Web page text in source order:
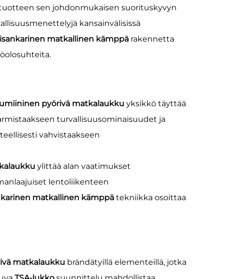
sen johdonmukaisen suorituskyvyn
kansainvälisissä
matkallinen kämppä rakennetta
pyörivä matkalaukku yksikkö täyttää
turvallisuusominaisuudet ja
vahvistaakseen
ylittää alan vaatimukset
lentoliikenteen
matkallinen kämppä tekniikka osoittaa
matkalaukku brändätyillä elementeillä, jotka